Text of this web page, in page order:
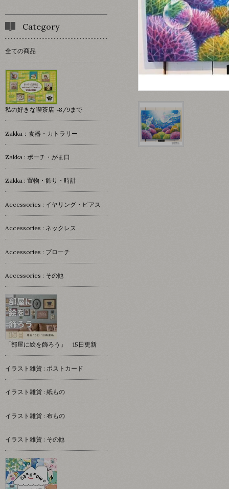
Category
全ての商品
私の好きな喫茶店 ~8/9まで
Zakka：食器・カトラリー
Zakka : ポーチ・がま口
Zakka : 置物・飾り・時計
Accessories : イヤリング・ピアス
Accessories : ネックレス
Accessories : ブローチ
Accessories : その他
「部屋に絵を飾ろう」 15日更新
イラスト雑貨 : ポストカード
イラスト雑貨 : 紙もの
イラスト雑貨 : 布もの
イラスト雑貨 : その他